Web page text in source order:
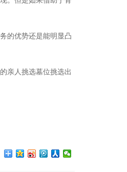
的优势还是能明显凸
亲人挑选墓位挑选出